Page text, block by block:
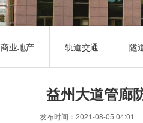
改性沥青系列防水
商业地产 轨道交通 隧
益州大道管廊
发布时间：2021-08-05 04:01